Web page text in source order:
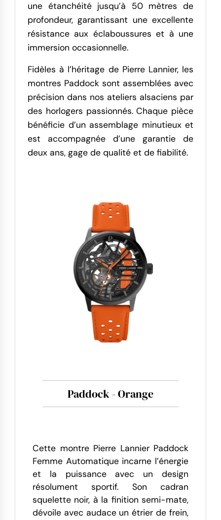
une étanchéité jusqu’à 50 mètres de
profondeur, garantissant une excellente
résistance aux éclaboussures et à une
immersion occasionnelle.
Fidèles à l’héritage de Pierre Lannier, les
montres Paddock sont assemblées avec
précision dans nos ateliers alsaciens par
des horlogers passionnés. Chaque pièce
bénéficie d’un assemblage minutieux et
est accompagnée d’une garantie de
deux ans, gage de qualité et de fiabilité.
Paddock - Orange
Cette montre Pierre Lannier Paddock
Femme Automatique incarne l’énergie
et la puissance avec un design
résolument sportif. Son cadran
squelette noir, à la finition semi-mate,
dévoile avec audace un étrier de frein,